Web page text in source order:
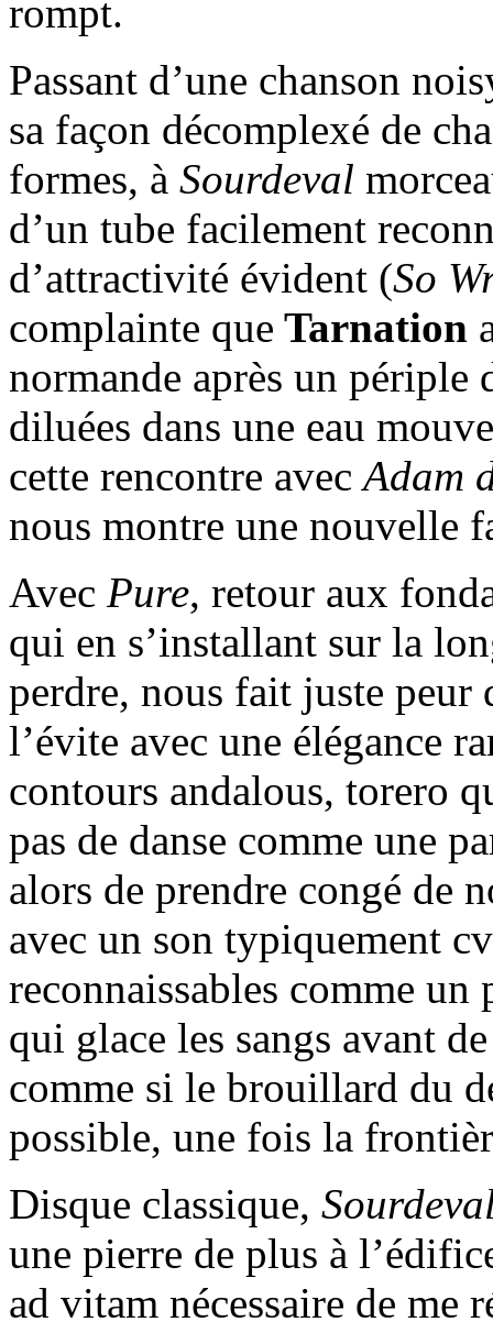
rompt.
Passant d’une chanson
sa façon décomplexé de
formes, à Sourdeval
d’un tube facilement
d’attractivité évident (So
complainte que Tarnation
normande après un périple
diluées dans une eau
cette rencontre avec Adam
nous montre une nouvelle
Avec Pure, retour aux
qui en s’installant sur la
perdre, nous fait juste peur
l’évite avec une élégance
contours andalous, torero
pas de danse comme une
alors de prendre congé de
avec un son typiquement
reconnaissables comme un
qui glace les sangs avant
comme si le brouillard du
possible, une fois la
Disque classique,
une pierre de plus à
ad vitam nécessaire de me